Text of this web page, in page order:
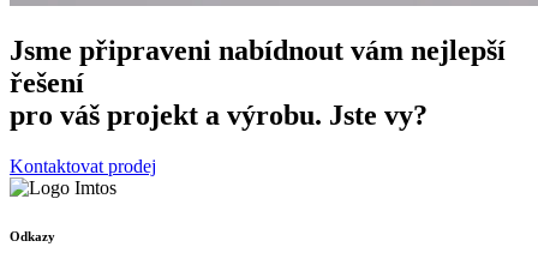
Jsme připraveni nabídnout vám nejlepší
řešení
pro váš projekt a výrobu. Jste vy?
Kontaktovat prodej
Odkazy